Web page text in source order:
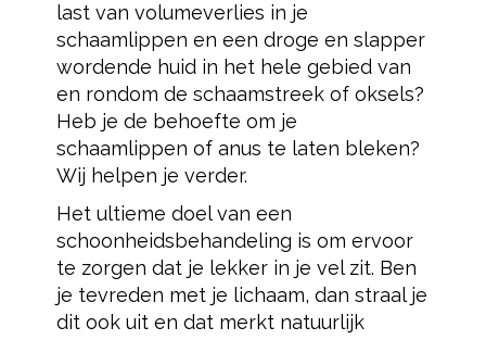
last van volumeverlies in je
schaamlippen en een droge en slapper
wordende huid in het hele gebied van
en rondom de schaamstreek of oksels?
Heb je de behoefte om je
schaamlippen of anus te laten bleken?
Wij helpen je verder.
Het ultieme doel van een
schoonheidsbehandeling is om ervoor
te zorgen dat je lekker in je vel zit. Ben
je tevreden met je lichaam, dan straal je
dit ook uit en dat merkt natuurlijk